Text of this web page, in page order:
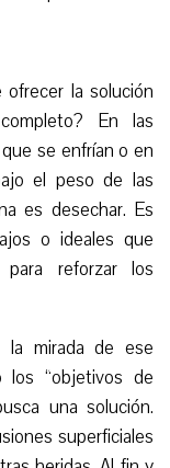
la solución
En las
se enfrían o en
el peso de las
es desechar. Es
o ideales que
reforzar los
la mirada de ese
los “objetivos de
una solución.
superficiales